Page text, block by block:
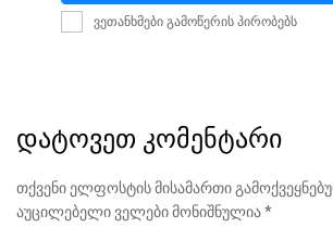
ვეთანხმები გამოწერის პირობებს
დატოვეთ კომენტარი
თქვენი ელფოსტის მისამართი
აუცილებელი ველები მონიშნულია*